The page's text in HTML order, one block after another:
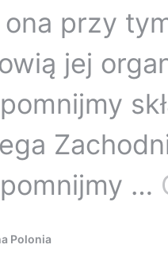
przy
jej
…
Polonia